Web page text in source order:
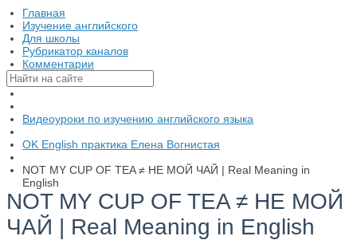
Главная
Изучение английского
Для школы
Рубрикатор каналов
Комментарии
Видеоуроки по изучению английского языка
OK English практика Елена Вогнистая
NOT MY CUP OF TEA ≠ НЕ МОЙ ЧАЙ | Real Meaning in
English
NOT MY CUP OF TEA ≠ НЕ МОЙ
ЧАЙ | Real Meaning in English